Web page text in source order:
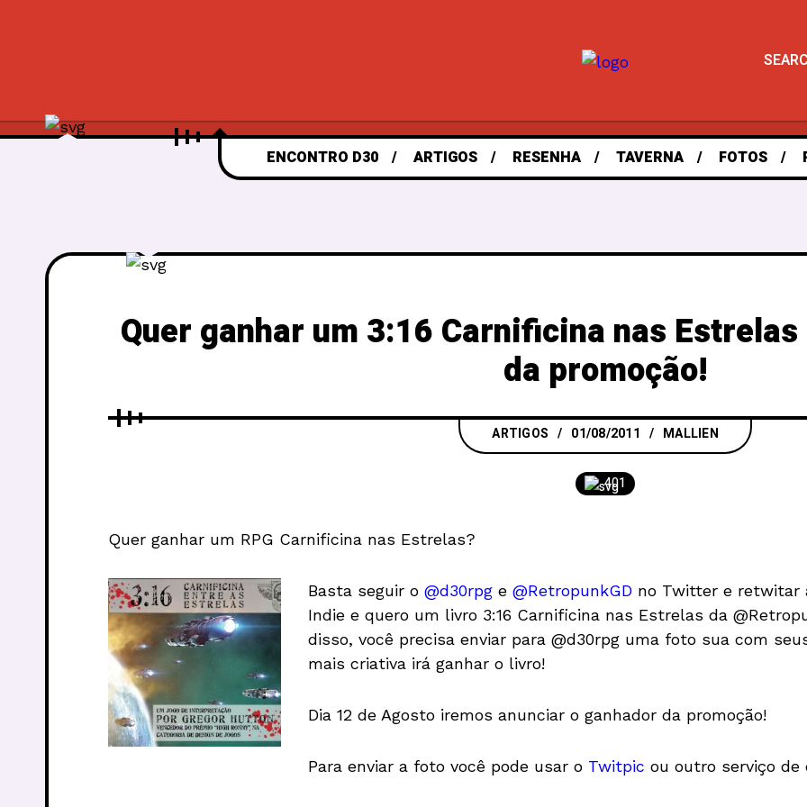
ENCONTRO D30 ARTIGOS RESENHA TAVERNA FOTOS
Quer ganhar um 3:16 Carnificina nas
da promoção!
ARTIGOS 01/08/2011 MALLIEN
401
Quer ganhar um RPG Carnificina nas Estrelas?
Basta seguir o @d30rpg e @RetropunkGD no Twitter e retwitar
Indie e quero um livro 3:16 Carnificina nas Estrelas da
disso, você precisa enviar para @d30rpg uma foto sua com
mais criativa irá ganhar o livro!
Dia 12 de Agosto iremos anunciar o ganhador da promoção!
Para enviar a foto você pode usar o Twitpic ou outro serviço